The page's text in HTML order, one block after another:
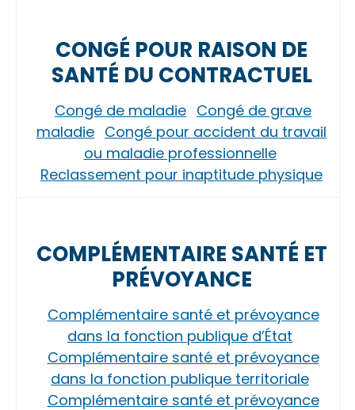
CONGÉ POUR RAISON DE
SANTÉ DU CONTRACTUEL
Congé de maladie Congé de grave
maladie Congé pour accident du travail
ou maladie professionnelle
Reclassement pour inaptitude physique
COMPLÉMENTAIRE SANTÉ ET
PRÉVOYANCE
Complémentaire santé et prévoyance
dans la fonction publique d’État
Complémentaire santé et prévoyance
dans la fonction publique territoriale
Complémentaire santé et prévoyance